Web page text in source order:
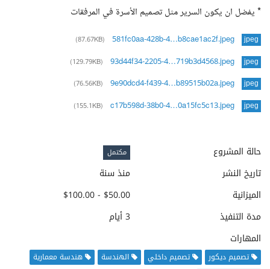
* يفضل ان يكون السرير مثل تصميم الأسرة في المرفقات
jpeg
581fc0aa-428b-4…b8cae1ac2f.jpeg
(87.67KB)
jpeg
93d44f34-2205-4…719b3d4568.jpeg
(129.79KB)
jpeg
9e90dcd4-f439-4…b89515b02a.jpeg
(76.56KB)
jpeg
c17b598d-38b0-4…0a15fc5c13.jpeg
(155.1KB)
حالة المشروع مكتمل
تاريخ النشر
منذ سنة
الميزانية
$50.00 - $100.00
مدة التنفيذ
3 أيام
المهارات
تصميم ديكور تصميم داخلي الهندسة
هندسة معمارية